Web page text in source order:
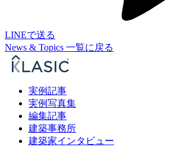
LINEで送る
News & Topics 一覧に戻る
実例記事
実例写真集
編集記事
建築事務所
建築家インタビュー